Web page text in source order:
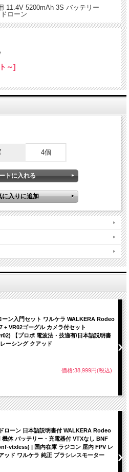
11.4V 5200mAh 3S バッテリー
ローン
～]
4個
ーン入門セット ワルケラ WALKERA Rodeo
+ VR02ゴーグル カメラ付セット
【プロポ 電波法・技適有/日本語説明書
ーシング クアッド
価格:38,999円(税込)
ローン 日本語説明書付 WALKERA Rodeo
機体 バッテリー・充電器付 VTXなし BNF
vtxless) | 国内在庫 ラジコン 屋内 FPV レ
ッド ワルケラ 純正 ブラシレスモーター